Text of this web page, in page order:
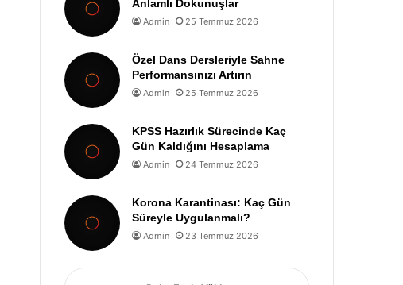
Anlamlı Dokunuşlar
Admin 25 Temmuz 2026
Özel Dans Dersleriyle Sahne
Performansınızı Artırın
Admin 25 Temmuz 2026
KPSS Hazırlık Sürecinde Kaç
Gün Kaldığını Hesaplama
Admin 24 Temmuz 2026
Korona Karantinası: Kaç Gün
Süreyle Uygulanmalı?
Admin 23 Temmuz 2026